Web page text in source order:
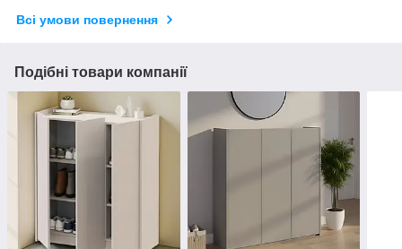
Всі умови повернення
Подібні товари компанії